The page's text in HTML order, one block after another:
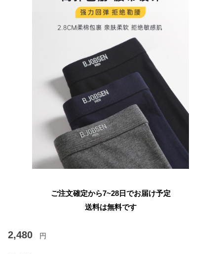
ご注文確定から7~28日でお届け予定
送料は無料です
2,480 円